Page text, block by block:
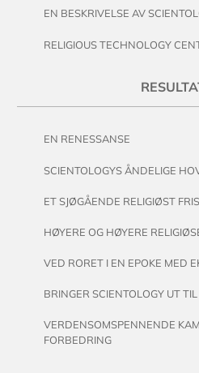
EN BESKRIVELSE AV
RELIGIOUS TECHNOLOGY
EN RENESSANSE
SCIENTOLOGYS ÅNDELIGE
ET SJØGÅENDE RELIGIØST
HØYERE OG HØYERE
VED RORET I EN EPOKE MED
BRINGER SCIENTOLOGY UT
VERDENSOMSPENNENDE
FORBEDRING